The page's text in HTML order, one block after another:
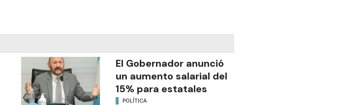
El Gobernador anunció
un aumento salarial del
15% para estatales
POLÍTICA